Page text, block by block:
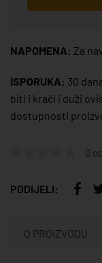
NAPOMENA: Za
ISPORUKA: 30
biti i kraći i duži
dostupnosti
0
PODIJELI:
O PROIZVODU